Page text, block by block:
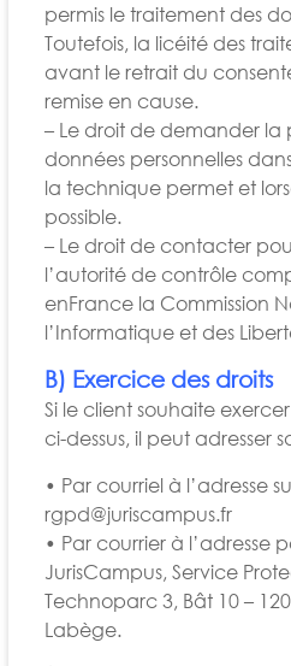
permis le traitement des
Toutefois, la licéité des
avant le retrait du
remise en cause.
– Le droit de demander la
données personnelles
la technique permet et
possible.
– Le droit de contacter
l’autorité de contrôle
enFrance la Commission
l’Informatique et des
B) Exercice des droits
Si le client souhaite
ci-dessus, il peut adresser
• Par courriel à l’adresse
rgpd@juriscampus.fr
• Par courrier à l’adresse
JurisCampus, Service
Technoparc 3, Bât 10 –
Labège.